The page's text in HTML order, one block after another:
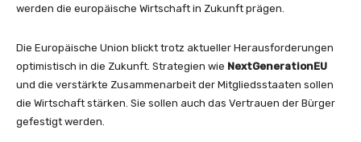
werden die europäische Wirtschaft in Zukunft prägen.
Die Europäische Union blickt trotz aktueller Herausforderungen
optimistisch in die Zukunft. Strategien wie NextGenerationEU
und die verstärkte Zusammenarbeit der Mitgliedsstaaten sollen
die Wirtschaft stärken. Sie sollen auch das Vertrauen der Bürger
gefestigt werden.